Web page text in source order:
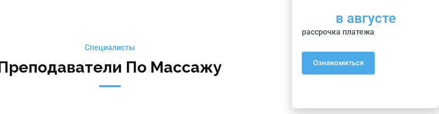
Специалисты
По Массажу
в августе
рассрочка платежа
Ознакомиться